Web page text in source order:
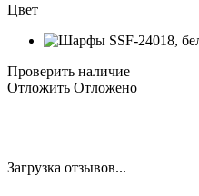
Цвет
Проверить наличие
Отложить Отложено
Загрузка отзывов...